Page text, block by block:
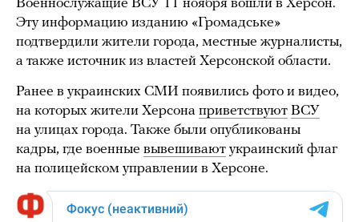
Военнослужащие ВСУ 11 ноября вошли в Херсон.
Эту информацию изданию «Громадське»
подтвердили жители города, местные журналисты,
а также источник из властей Херсонской области.
Ранее в украинских СМИ появились фото и видео,
на которых жители Херсона приветствуют ВСУ
на улицах города. Также были опубликованы
кадры, где военные вывешивают украинский флаг
на полицейском управлении в Херсоне.